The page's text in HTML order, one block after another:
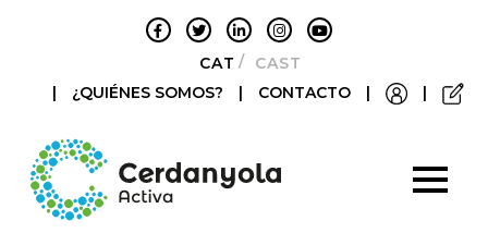
CATALÀCASTELLANO
|
¿QUIÉNES SOMOS? | CONTACTO | |